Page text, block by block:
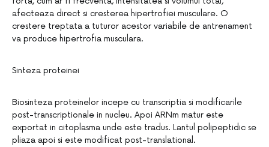
afecteaza direct si cresterea hipertrofiei musculare. O
crestere treptata a tuturor acestor variabile de antrenament
va produce hipertrofia musculara.
Sinteza proteinei
Biosinteza proteinelor incepe cu transcriptia si modificarile
post-transcriptionale in nucleu. Apoi ARNm matur este
exportat in citoplasma unde este tradus. Lantul polipeptidic se
pliaza apoi si este modificat post-translational.